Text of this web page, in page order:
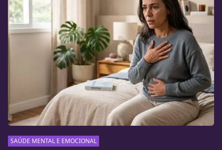
SAÚDE MENTAL E EMOCIONAL